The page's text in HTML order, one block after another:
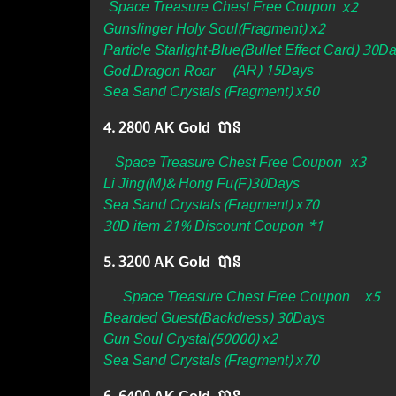
Space Treasure Chest Free Coupon x2
Gunslinger Holy Soul(Fragment) x2
Particle Starlight-Blue(Bullet Effect Card)
God.Dragon Roar
(AR) 15Days
Sea Sand Crystals(Fragment) x50
4. 2800 AK Gold បាន
Space Treasure Chest Free Coupon x3
Li Jing(M)& Hong Fu(F)30Days
Sea Sand Crystals(Fragment) x70
30D item 21% Discount Coupon *1
5. 3200 AK Gold បាន
Space Treasure Chest Free Coupon x5
Bearded Guest(Backdress) 30Days
Gun Soul Crystal(50000) x2
Sea Sand Crystals(Fragment) x70